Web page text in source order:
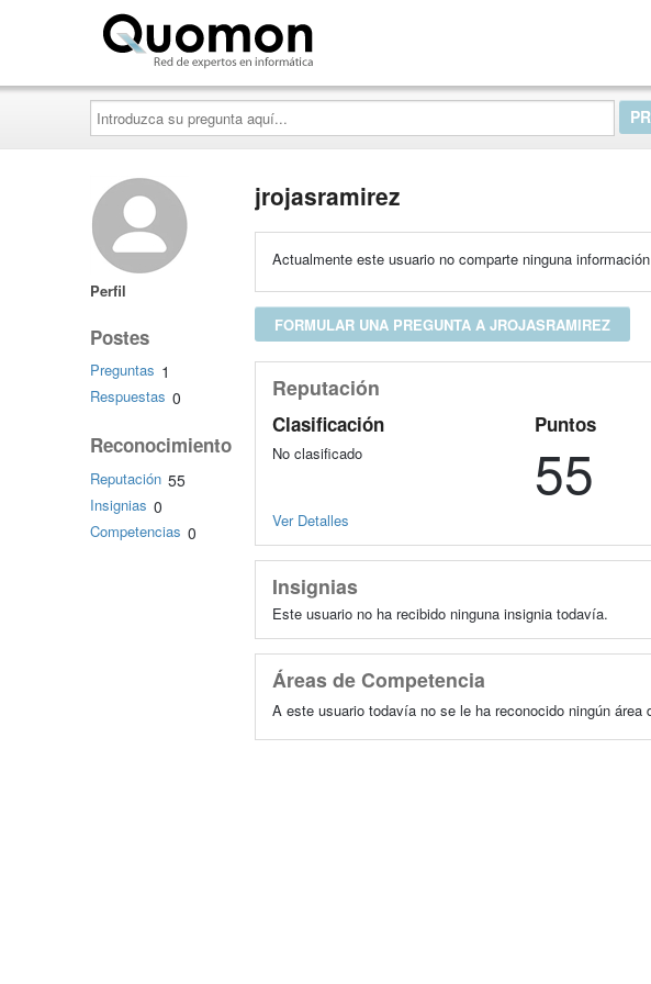
Introduzca
su
pregunta
aquí...
Perfil
Postes
Preguntas 1
Respuestas 0
Reconocimiento
Reputación 55
Insignias 0
Competencias 0
jrojasramirez
Actualmente este usuario no comparte ninguna
FORMULAR UNA PREGUNTA A JROJASRAMIREZ
Reputación
Clasificación
No clasificado
Puntos
55
Ver Detalles
Insignias
Este usuario no ha recibido ninguna insignia todavía.
Áreas de Competencia
A este usuario todavía no se le ha reconocido ningún área